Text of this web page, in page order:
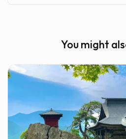
You might